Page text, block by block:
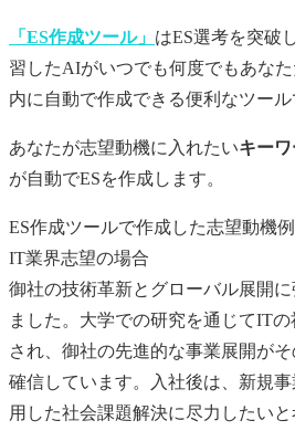
「ES作成ツール」 はES選考を突破
習したAIがいつでも何度でもあな
内に自動で作成できる便利なツール
あなたが志望動機に入れたいキー
が自動でESを作成します。
ES作成ツールで作成した志望動機
IT業界志望の場合
御社の技術革新とグローバル展開
ました。大学での研究を通じてIT
され、御社の先進的な事業展開が
確信しています。入社後は、新規
用した社会課題解決に尽力したい